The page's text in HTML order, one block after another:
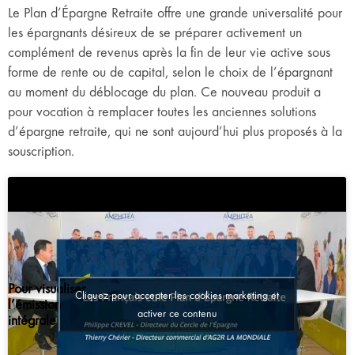
Le Plan d’Épargne Retraite offre une grande universalité pour
les épargnants désireux de se préparer activement un
complément de revenus après la fin de leur vie active sous
forme de rente ou de capital, selon le choix de l’épargnant
au moment du déblocage du plan. Ce nouveau produit a
pour vocation à remplacer toutes les anciennes solutions
d’épargne retraite, qui ne sont aujourd’hui plus proposés à la
souscription.
Pour visualiser
l’émission
intégrale
Cliquez pour accepter les cookies marketing et
activer ce contenu